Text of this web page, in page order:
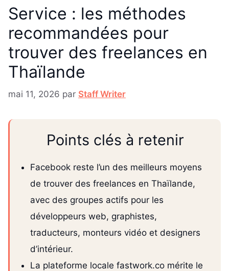
Service : les méthodes
recommandées pour
trouver des freelances en
Thaïlande
mai 11, 2026 par Staff Writer
Points clés à retenir
Facebook reste l’un des meilleurs moyens
de trouver des freelances en Thaïlande,
avec des groupes actifs pour les
développeurs web, graphistes,
traducteurs, monteurs vidéo et designers
d’intérieur.
La plateforme locale fastwork.co mérite le